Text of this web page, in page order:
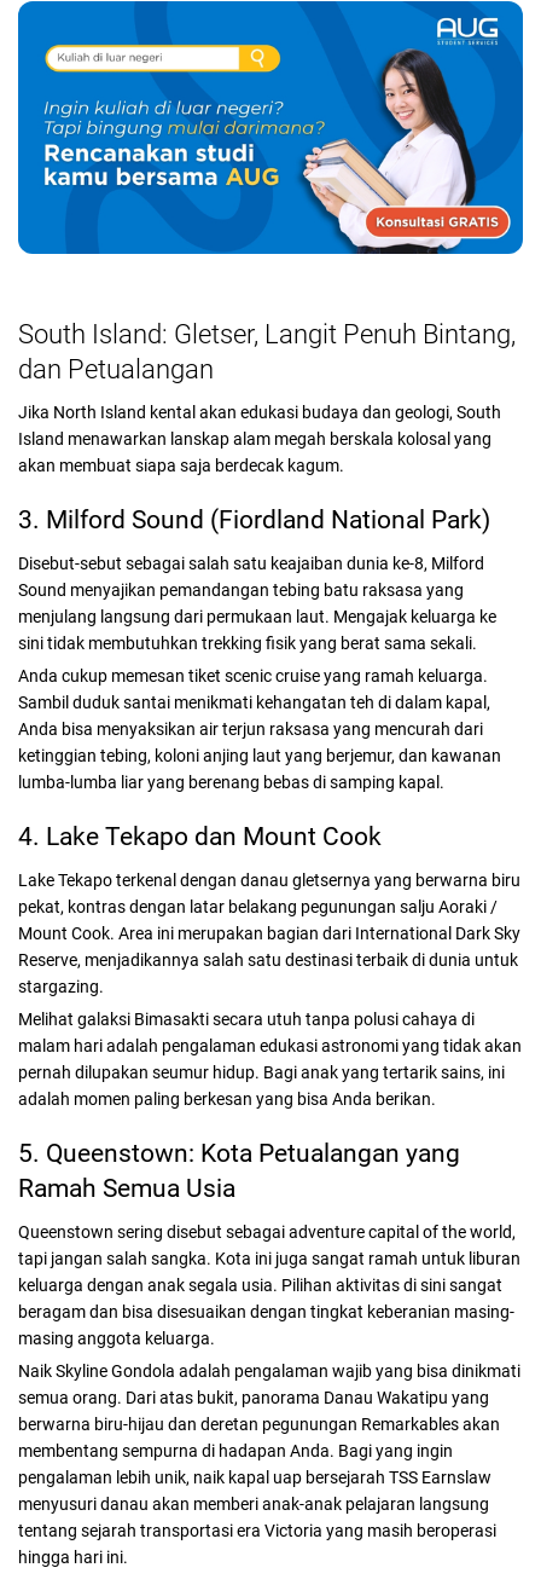
South Island: Gletser, Langit Penuh Bintang,
dan Petualangan
Jika North Island kental akan edukasi budaya dan geologi, South
Island menawarkan lanskap alam megah berskala kolosal yang
akan membuat siapa saja berdecak kagum.
3. Milford Sound (Fiordland National Park)
Disebut-sebut sebagai salah satu keajaiban dunia ke-8, Milford
Sound menyajikan pemandangan tebing batu raksasa yang
menjulang langsung dari permukaan laut. Mengajak keluarga ke
sini tidak membutuhkan trekking fisik yang berat sama sekali.
Anda cukup memesan tiket scenic cruise yang ramah keluarga.
Sambil duduk santai menikmati kehangatan teh di dalam kapal,
Anda bisa menyaksikan air terjun raksasa yang mencurah dari
ketinggian tebing, koloni anjing laut yang berjemur, dan kawanan
lumba-lumba liar yang berenang bebas di samping kapal.
4. Lake Tekapo dan Mount Cook
Lake Tekapo terkenal dengan danau gletsernya yang berwarna biru
pekat, kontras dengan latar belakang pegunungan salju Aoraki /
Mount Cook. Area ini merupakan bagian dari International Dark Sky
Reserve, menjadikannya salah satu destinasi terbaik di dunia untuk
stargazing.
Melihat galaksi Bimasakti secara utuh tanpa polusi cahaya di
malam hari adalah pengalaman edukasi astronomi yang tidak akan
pernah dilupakan seumur hidup. Bagi anak yang tertarik sains, ini
adalah momen paling berkesan yang bisa Anda berikan.
5. Queenstown: Kota Petualangan yang
Ramah Semua Usia
Queenstown sering disebut sebagai adventure capital of the world,
tapi jangan salah sangka. Kota ini juga sangat ramah untuk liburan
keluarga dengan anak segala usia. Pilihan aktivitas di sini sangat
beragam dan bisa disesuaikan dengan tingkat keberanian masing-
masing anggota keluarga.
Naik Skyline Gondola adalah pengalaman wajib yang bisa dinikmati
semua orang. Dari atas bukit, panorama Danau Wakatipu yang
berwarna biru-hijau dan deretan pegunungan Remarkables akan
membentang sempurna di hadapan Anda. Bagi yang ingin
pengalaman lebih unik, naik kapal uap bersejarah TSS Earnslaw
menyusuri danau akan memberi anak-anak pelajaran langsung
tentang sejarah transportasi era Victoria yang masih beroperasi
hingga hari ini.